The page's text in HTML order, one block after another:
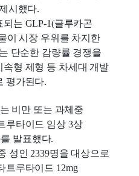
시했다.
는 GLP-1(글루카곤
이 시장 우위를 차지한
단순한 감량률 경쟁을
형 제형 등 차세대 개발
평가된다.
비만 또는 과체중
루타이드 임상 3상
발표했다.
성인 2339명을 대상으로
트루타이드 12mg